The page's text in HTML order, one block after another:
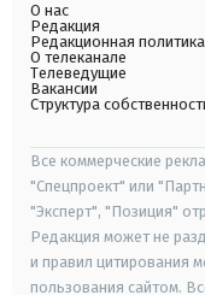
О нас
Редакция
Редакционная политика
О телеканале
Телеведущие
Вакансии
Структура
Все коммерческие
"Спецпроект" или
"Эксперт", "Позиция"
Редакция может не
и правил цитирования
пользования сайтом.